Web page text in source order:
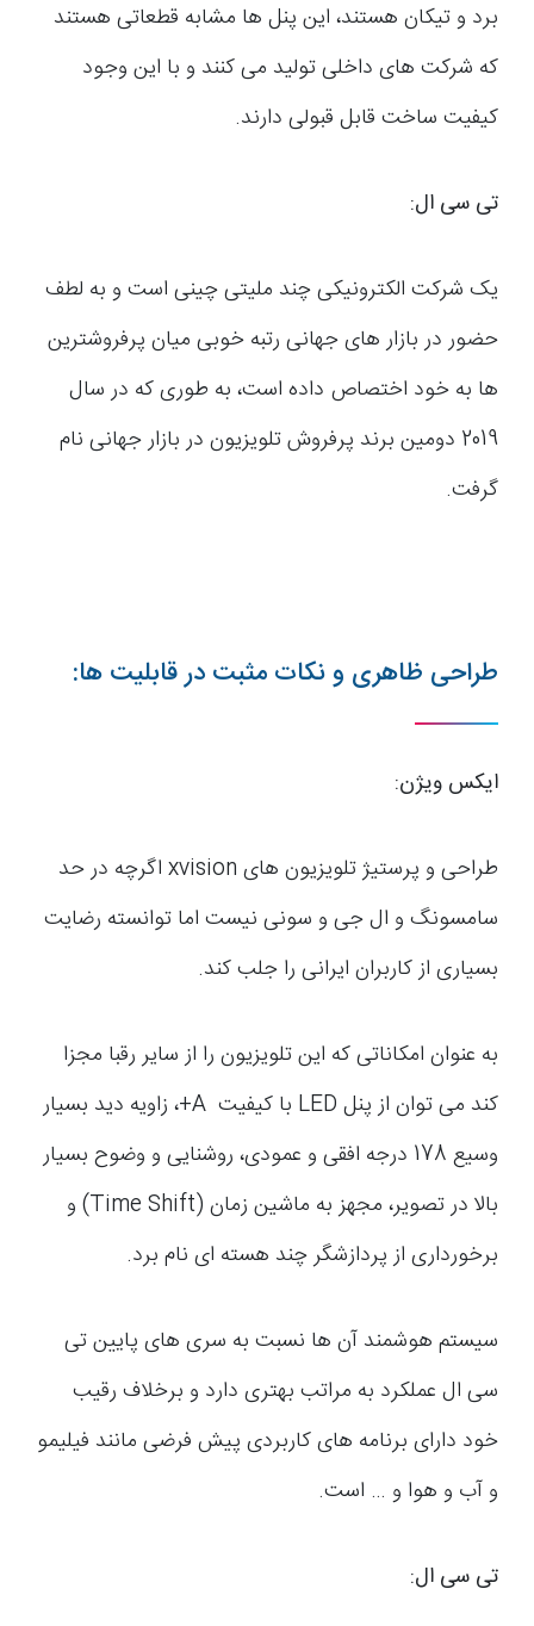
برد و تیکان هستند، این پنل ها مشابه قطعاتی هستند
که شرکت های داخلی تولید می کنند و با این وجود
کیفیت ساخت قابل قبولی دارند.
تی سی ال:
یک شرکت الکترونیکی چند ملیتی چینی است و به لطف
حضور در بازار های جهانی رتبه خوبی میان پرفروشترین
ها به خود اختصاص داده است، به طوری که در سال
2019 دومین برند پرفروش تلویزیون در بازار جهانی نام
گرفت.
طراحی ظاهری و نکات مثبت در قابلیت ها:
ایکس ویژن:
طراحی و پرستیژ تلویزیون های xvision اگرچه در حد
سامسونگ و ال جی و سونی نیست اما توانسته رضایت
بسیاری از کاربران ایرانی را جلب کند.
به عنوان امکاناتی که این تلویزیون را از سایر رقبا مجزا
کند می توان از پنل LED با کیفیت A+، زاویه دید بسیار
وسیع 178 درجه افقی و عمودی، روشنایی و وضوح بسیار
بالا در تصویر، مجهز به ماشین زمان (Time Shift) و
برخورداری از پردازشگر چند هسته ای نام برد.
سیستم هوشمند آن ها نسبت به سری های پایین تی
سی ال عملکرد به مراتب بهتری دارد و برخلاف رقیب
خود دارای برنامه های کاربردی پیش فرضی مانند فیلیمو
و آب و هوا و … است.
تی سی ال: